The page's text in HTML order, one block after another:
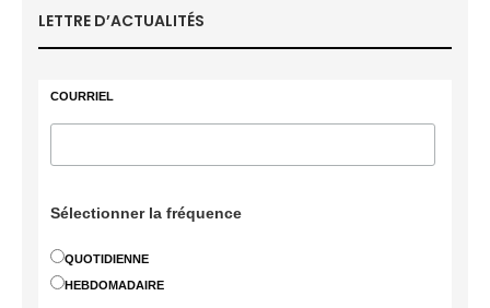
LETTRE D’ACTUALITÉS
COURRIEL
Sélectionner la fréquence
QUOTIDIENNE
HEBDOMADAIRE